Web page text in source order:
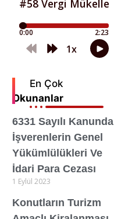
En Çok
Okunanlar
6331 Sayılı Kanunda
İşverenlerin Genel
Yükümlülükleri Ve
İdari Para Cezası
1 Eylül 2023
Konutların Turizm